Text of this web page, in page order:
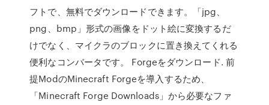
フトで、無料でダウンロードできます。「jpg、
png、bmp」形式の画像をドット絵に変換するだ
けでなく、マイクラのブロックに置き換えてくれる
便利なコンバータです。 Forgeをダウンロード. 前
提ModのMinecraft Forgeを導入するため、
「Minecraft Forge Downloads」から必要なファ